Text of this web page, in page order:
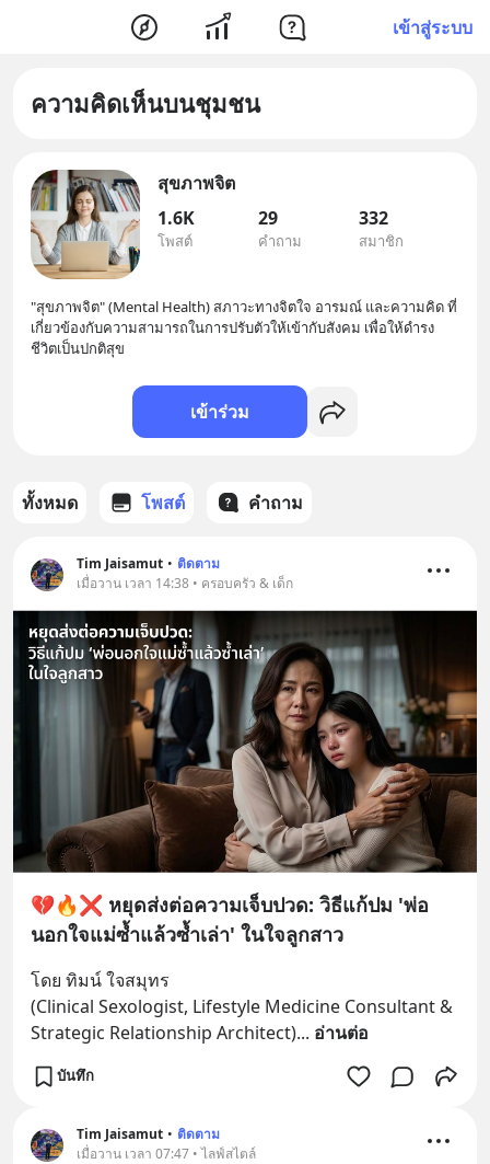
เข้าสู่ระบบ
ความคิดเห็นบนชุมชน
สุขภาพจิต
1.6K
โพสต์
29
คำถาม
332
สมาชิก
"สุขภาพจิต" (Mental Health) สภาวะทางจิตใจ อารมณ์ และความคิด ที่
เกี่ยวข้องกับความสามารถในการปรับตัวให้เข้ากับสังคม เพื่อให้ดำรง
ชีวิตเป็นปกติสุข
เข้าร่วม
ทั้งหมด โพสต์ คำถาม
Tim Jaisamut • ติดตาม
เมื่อวาน เวลา 14:38 • ครอบครัว & เด็ก
💔🔥❌ หยุดส่งต่อความเจ็บปวด: วิธีแก้ปม 'พ่อ
นอกใจแม่ซ้ำแล้วซ้ำเล่า' ในใจลูกสาว
โดย ทิมน์ ใจสมุทร
(Clinical Sexologist, Lifestyle Medicine Consultant &
Strategic Relationship Architect)... อ่านต่อ
บันทึก
Tim Jaisamut • ติดตาม
เมื่อวาน เวลา 07:47 • ไลฟ์สไตล์